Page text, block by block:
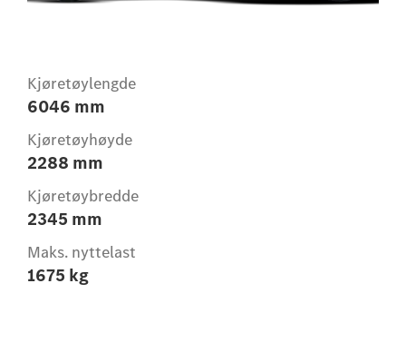
Kjøretøylengde
6046 mm
Kjøretøyhøyde
2288 mm
Kjøretøybredde
2345 mm
Maks. nyttelast
1675 kg